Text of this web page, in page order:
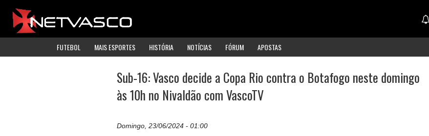
FUTEBOL MAIS ESPORTES HISTÓRIA NOTÍCIAS FÓRUM APOSTAS
Sub-16: Vasco decide a Copa Rio contra o Botafogo neste domingo
às 10h no Nivaldão com VascoTV
Domingo, 23/06/2024 - 01:00